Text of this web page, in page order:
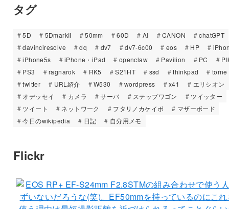
タグ
5D 5DmarkII 50mm 60D AI CANON
chatGPT
davinciresolve
dq dv7 dv7-6c00 eos HP
iPhone5s
iPhone・iPad openclaw Pavilion PC
PS3
ragnarok RK5 S21HT ssd thinkpad
torne
twitter
URL紹介 W530 wordpress x41
エリシオン
オデッセイ
カメラ サーバ ステップワゴン
ツイッター
ツイート
ネットワーク フタリノカケイボ
マザーボード
今日のwikipedia
日記 自分用メモ
Flickr